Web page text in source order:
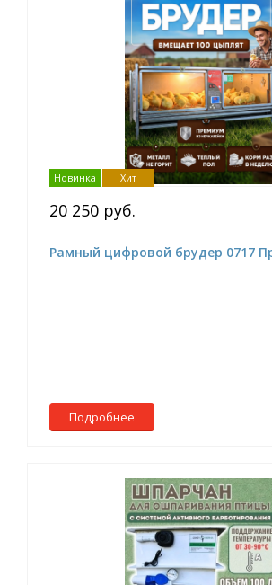
Новинка Хит
20 250 руб.
Рамный цифровой брудер 0717
Подробнее